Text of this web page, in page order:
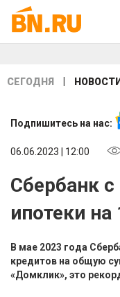
СЕГОДНЯ НОВОСТИ
Подпишитесь на нас:
06.06.2023 | 12:00
Сбербанк
ипотеки на
В мае 2023 года
кредитов на общую
«Домклик», это